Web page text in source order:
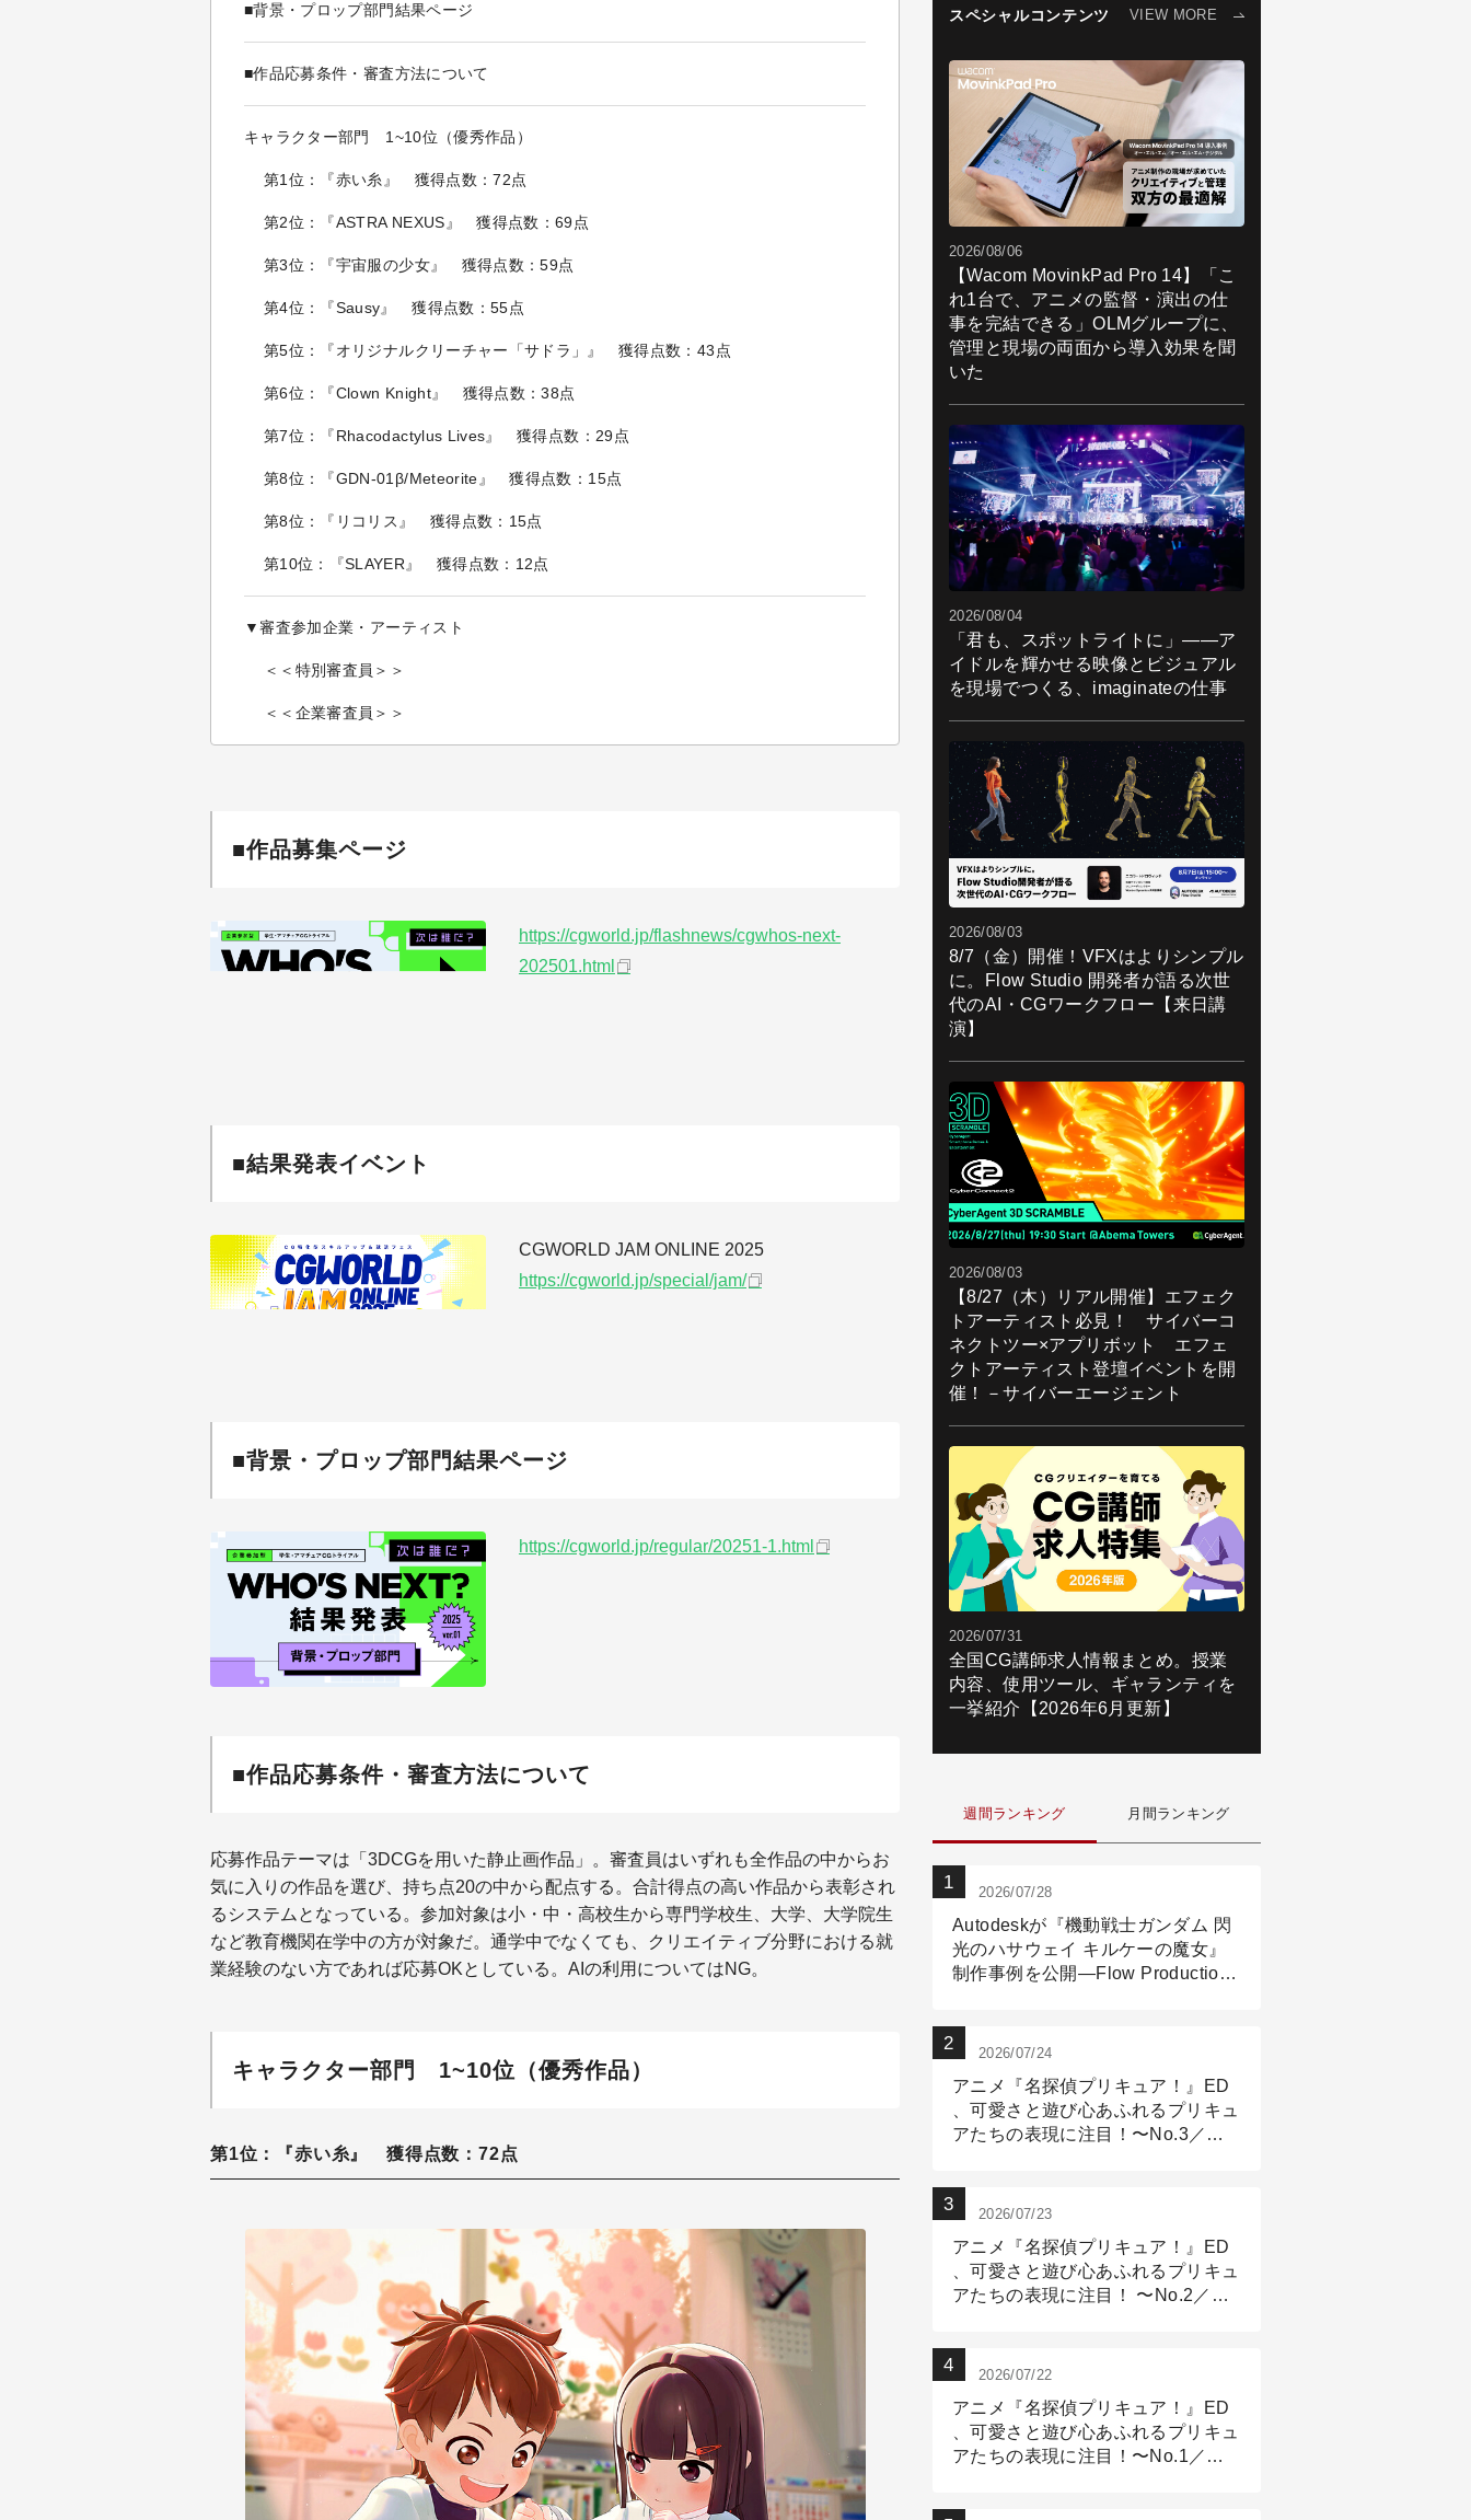
■背景・プロップ部門結果ページ
■作品応募条件・審査方法について
キャラクター部門 1~10位（優秀作品）
第1位：『赤い糸』 獲得点数：72点
第2位：『ASTRA NEXUS』 獲得点数：69点
第3位：『宇宙服の少女』 獲得点数：59点
第4位：『Sausy』 獲得点数：55点
第5位：『オリジナルクリーチャー「サドラ」』 獲得点数：43点
第6位：『Clown Knight』 獲得点数：38点
第7位：『Rhacodactylus Lives』 獲得点数：29点
第8位：『GDN-01β/Meteorite』 獲得点数：15点
第8位：『リコリス』 獲得点数：15点
第10位：『SLAYER』 獲得点数：12点
▼審査参加企業・アーティスト
＜＜特別審査員＞＞
＜＜企業審査員＞＞
■作品募集ページ
https://cgworld.jp/flashnews/cgwhos-next-
202501.html
■結果発表イベント
CGWORLD JAM ONLINE 2025
https://cgworld.jp/special/jam/
■背景・プロップ部門結果ページ
https://cgworld.jp/regular/20251-1.html
■作品応募条件・審査方法について
応募作品テーマは「3DCGを用いた静止画作品」。審査員はいずれも全作品の中からお
気に入りの作品を選び、持ち点20の中から配点する。合計得点の高い作品から表彰され
るシステムとなっている。参加対象は小・中・高校生から専門学校生、大学、大学院生
など教育機関在学中の方が対象だ。通学中でなくても、クリエイティブ分野における就
業経験のない方であれば応募OKとしている。AIの利用についてはNG。
キャラクター部門 1~10位（優秀作品）
第1位：『赤い糸』 獲得点数：72点
スペシャルコンテンツ VIEW MORE
2026/08/06
【Wacom MovinkPad Pro 14】「こ
れ1台で、アニメの監督・演出の仕
事を完結できる」OLMグループに、
管理と現場の両面から導入効果を聞
いた
2026/08/04
「君も、スポットライトに」――ア
イドルを輝かせる映像とビジュアル
を現場でつくる、imaginateの仕事
2026/08/03
8/7（金）開催！VFXはよりシンプル
に。Flow Studio 開発者が語る次世
代のAI・CGワークフロー【来日講
演】
2026/08/03
【8/27（木）リアル開催】エフェク
トアーティスト必見！ サイバーコ
ネクトツー×アプリボット エフェ
クトアーティスト登壇イベントを開
催！－サイバーエージェント
2026/07/31
全国CG講師求人情報まとめ。授業
内容、使用ツール、ギャランティを
一挙紹介【2026年6月更新】
週間ランキング 月間ランキング
2026/07/28
Autodeskが『機動戦士ガンダム 閃
光のハサウェイ キルケーの魔女』
制作事例を公開―Flow Production
2026/07/24
アニメ『名探偵プリキュア！』ED
、可愛さと遊び心あふれるプリキュ
アたちの表現に注目！〜No.3／ア
2026/07/23
アニメ『名探偵プリキュア！』ED
、可愛さと遊び心あふれるプリキュ
アたちの表現に注目！ 〜No.2／モ
2026/07/22
アニメ『名探偵プリキュア！』ED
、可愛さと遊び心あふれるプリキュ
アたちの表現に注目！〜No.1／演